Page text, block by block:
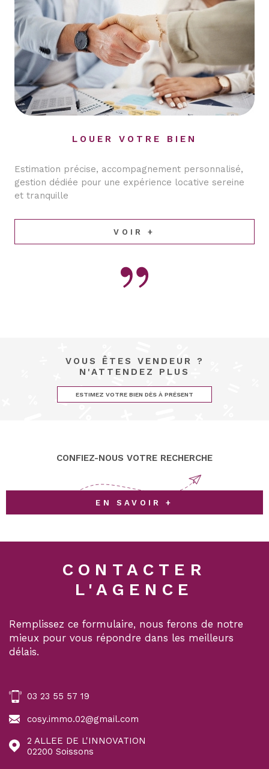
LOUER VOTRE BIEN
Estimation précise, accompagnement personnalisé,
gestion dédiée pour une expérience locative sereine
et tranquille
VOIR +
VOUS ÊTES VENDEUR ?
N'ATTENDEZ PLUS
ESTIMEZ VOTRE BIEN DÈS À PRÉSENT
CONFIEZ-NOUS VOTRE RECHERCHE
EN SAVOIR +
CONTACTER
L'AGENCE
Remplissez ce formulaire, nous ferons de notre
mieux pour vous répondre dans les meilleurs
délais.
03 23 55 57 19
cosy.immo.02@gmail.com
2 ALLEE DE L'INNOVATION
02200
Soissons